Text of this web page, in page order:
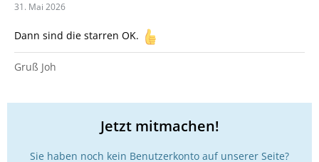
31. Mai 2026
Dann sind die starren OK.
Gruß Joh
Jetzt mitmachen!
Sie haben noch kein Benutzerkonto auf unserer Seite?